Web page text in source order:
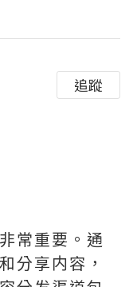
追蹤
常重要。通
分享内容，